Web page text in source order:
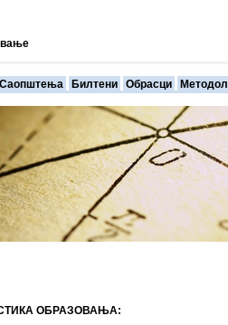
Саопштења Билтени Обрасци
ОБРАЗОВАЊА: